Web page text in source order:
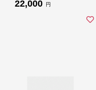
県 東成瀬村 [ジビエ
22,000 円